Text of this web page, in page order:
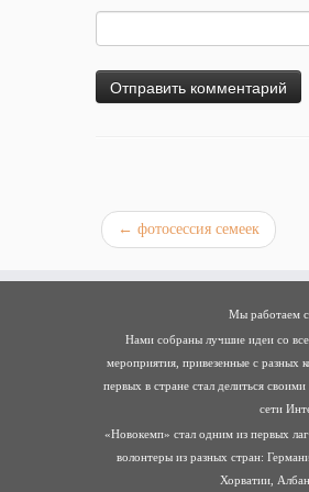
← фотосессия семеек
Мы работаем с
Нами собраны лучшие идеи со
мероприятия, привезенные с разных
первых в стране стал делиться
сети
«Новокемп» стал одним из первых
волонтеры из разных стран:
Хорватии,